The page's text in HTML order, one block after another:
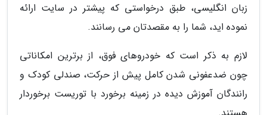
زبان انگلیسی، طبق درخواستی که پیشتر در سایت ارائه
نموده اید، شما را به مقصدتان می رسانند.
لازم به ذکر است که خودروهای فوق، از برترین امکاناتی
چون ضدعفونی شدن کامل پیش از حرکت، صندلی کودک و
رانندگان آموزش دیده در زمینه برخورد با توریست برخوردار